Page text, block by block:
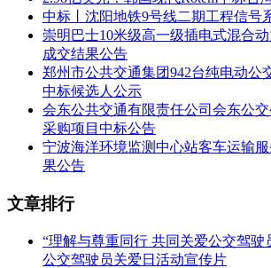
客车基本达到出厂时的技术状态和使用功
保成果的检验，更是开启系统化、规模化
下一步，市轨道公司将在本次电客车架修
标准，对1号线电客车核心部件进行全面
级，进一步为轨道交通列车安全运行奠定
相关推荐：轨道交通展展位预订
相关推荐：中国轨道交通发展高峰论坛免
中标丨沈阳地铁9号线二期工程信号
崇明巴士10米级高一级插电式混合
成交结果公告
郑州市公共交通集团942台纯电动公
中标候选人公示
会东公共交通有限责任公司会东公
采购项目中标公告
宁波海洋环境监测中心站客车运输
果公告
文章排行
“理解与尊重同行 共同关爱公交驾驶
公交驾驶员关爱日活动宣传片